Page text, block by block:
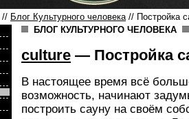
// Блог Культурного человека// Постройка
БЛОГ КУЛЬТУРНОГО ЧЕЛОВЕКА
culture — Постройка
В настоящее время всё
возможность, начинают
построить сауну на своём